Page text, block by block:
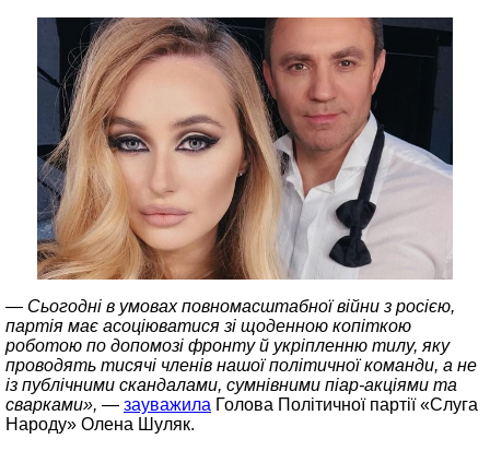
— Сьогодні в умовах повномасштабної війни з росією,
партія має асоціюватися зі щоденною копіткою
роботою по допомозі фронту й укріпленню тилу, яку
проводять тисячі членів нашої політичної команди, а не
із публічними скандалами, сумнівними піар-акціями та
сварками», — зауважила Голова Політичної партії «Слуга
Народу» Олена Шуляк.